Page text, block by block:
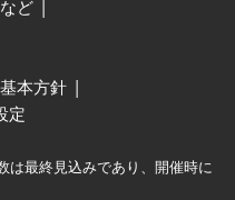
ど
本方針
定
は最終見込みであり、開催時に